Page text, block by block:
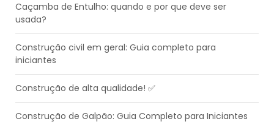
Caçamba de Entulho: quando e por que deve ser
usada?
Construção civil em geral: Guia completo para
iniciantes
Construção de alta qualidade! ✅​
Construção de Galpão: Guia Completo para Iniciantes